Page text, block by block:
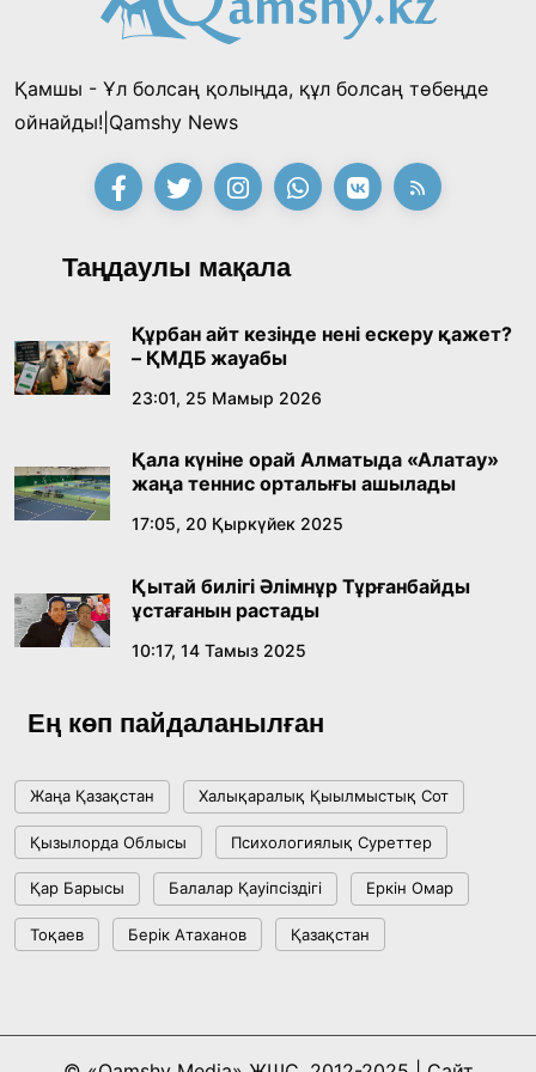
18:39, 23 Шілде 2026
Қонаев қаласының әкімі «Славян базары»
қабылдады
16:27, 23 Шілде 2026
Қазақ тіліндегі «құт» концептісінің
лингвомәдени сипаты
09:21, 21 Шілде 2026
Абайдың адам тәрбиесі туралы
18:59, 20 Шілде 2026
Жасанды интеллект: адамзаттың көмекшісі
18:16, 20 Шілде 2026
жетістіктері мен даму бағыты
Мемлекет басшысы Көбейтұз көлінің жай-
күйіне назар аударды
18:22, 17 Шілде 2026
10:28, 15 Шілде 2026
Қамшы - Ұл болсаң қолыңда, құл болсаң төбеңде
ойнайды!|Qamshy News
Таңдаулы мақала
Құрбан айт кезінде нені ескеру қажет?
– ҚМДБ жауабы
23:01, 25 Мамыр 2026
Қала күніне орай Алматыда «Алатау»
жаңа теннис орталығы ашылады
17:05, 20 Қыркүйек 2025
Қытай билігі Әлімнұр Тұрғанбайды
ұстағанын растады
10:17, 14 Тамыз 2025
Ең көп пайдаланылған
Жаңа Қазақстан Халықаралық Қыылмыстық Сот
Қызылорда Облысы Психологиялық Суреттер
Қар Барысы Балалар Қауіпсіздігі Еркін Омар
Тоқаев Берік Атаханов Қазақстан